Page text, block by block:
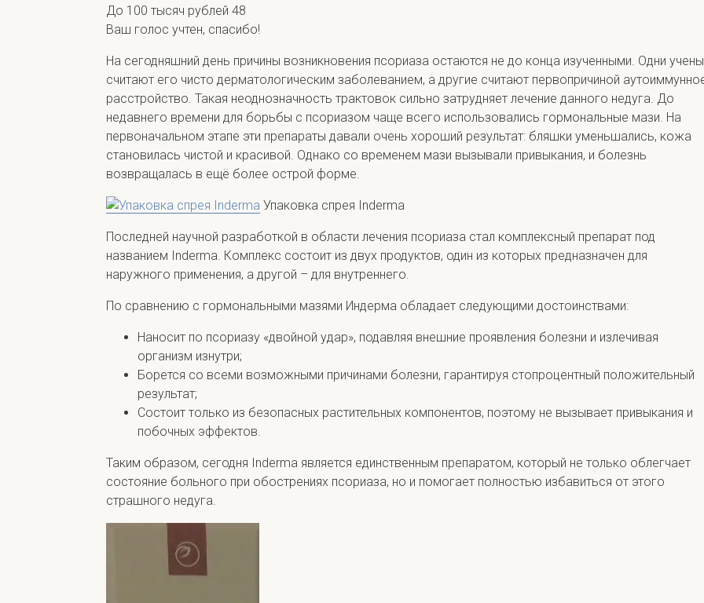
До 100 тысяч рублей 48
Ваш голос учтен, спасибо!
На сегодняшний день причины возникновения псориаза остаются не до конца изученными. Одни
считают его чисто дерматологическим заболеванием, а другие считают первопричиной
расстройство. Такая неоднозначность трактовок сильно затрудняет лечение данного недуга. До
недавнего времени для борьбы с псориазом чаще всего использовались гормональные мази. На
первоначальном этапе эти препараты давали очень хороший результат: бляшки уменьшались, кожа
становилась чистой и красивой. Однако со временем мази вызывали привыкания, и болезнь
возвращалась в ещё более острой форме.
Упаковка спрея Inderma
Последней научной разработкой в области лечения псориаза стал комплексный препарат под
названием Inderma. Комплекс состоит из двух продуктов, один из которых предназначен для
наружного применения, а другой – для внутреннего.
По сравнению с гормональными мазями Индерма обладает следующими достоинствами:
Наносит по псориазу «двойной удар», подавляя внешние проявления болезни и излечивая
организм изнутри;
Борется со всеми возможными причинами болезни, гарантируя стопроцентный положительный
результат;
Состоит только из безопасных растительных компонентов, поэтому не вызывает привыкания и
побочных эффектов.
Таким образом, сегодня Inderma является единственным препаратом, который не только облегчает
состояние больного при обострениях псориаза, но и помогает полностью избавиться от этого
страшного недуга.